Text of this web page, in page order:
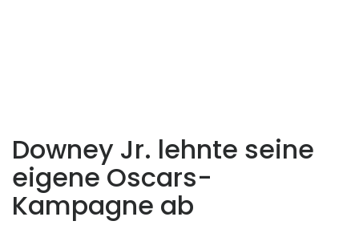
Downey Jr. lehnte seine
eigene Oscars-
Kampagne ab